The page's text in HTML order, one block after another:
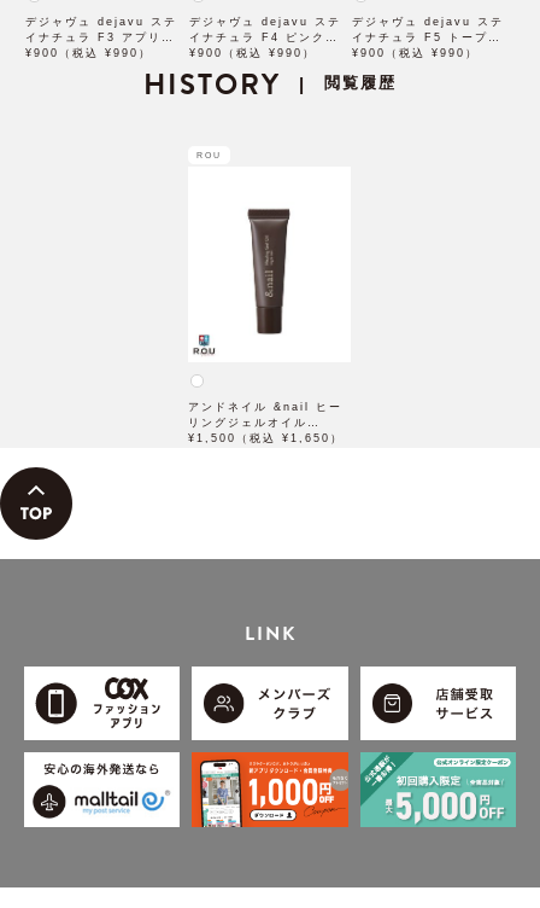
デジャヴュ dejavu ステ
イナチュラ F3 アプリコッ
トブラウン【アイブロウ】
¥900（税込 ¥990）
デジャヴュ dejavu ステ
イナチュラ F4 ピンクベー
ジュ【アイブロウ】【イミ
¥900（税込 ¥990）
デジャヴュ dejavu ステ
イナチュラ F5 トープベー
ジュ【アイブロウ】【イミ
¥900（税込 ¥990）
HISTORY | 閲覧履歴
ROU
アンドネイル &nail ヒー
リングジェルオイル
10g【石澤研究所】
¥1,500（税込 ¥1,650）
LINK